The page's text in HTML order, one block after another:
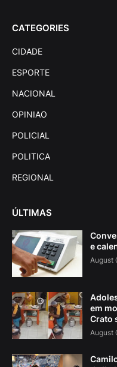
CATEGORIES
CIDADE
ESPORTE
NACIONAL
OPINIAO
POLICIAL
POLITICA
REGIONAL
ÚLTIMAS
e
August
em
Crato
August